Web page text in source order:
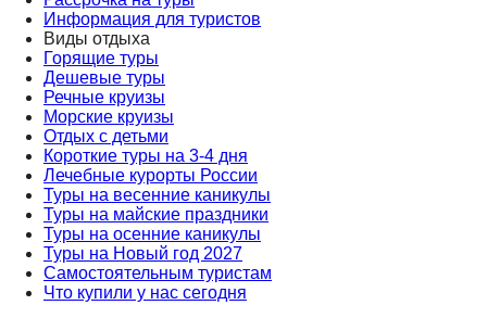
Информация для туристов
Виды отдыха
Горящие туры
Дешевые туры
Речные круизы
Морские круизы
Отдых с детьми
Короткие туры на 3-4 дня
Лечебные курорты России
Туры на весенние каникулы
Туры на майские праздники
Туры на осенние каникулы
Туры на Новый год 2027
Самостоятельным туристам
Что купили у нас сегодня